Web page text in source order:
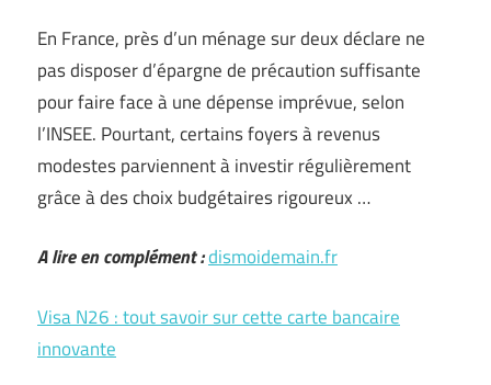
En France, près d’un ménage sur deux déclare ne
pas disposer d’épargne de précaution suffisante
pour faire face à une dépense imprévue, selon
l’INSEE. Pourtant, certains foyers à revenus
modestes parviennent à investir régulièrement
grâce à des choix budgétaires rigoureux …
A lire en complément :dismoidemain.fr
Visa N26 : tout savoir sur cette carte bancaire
innovante